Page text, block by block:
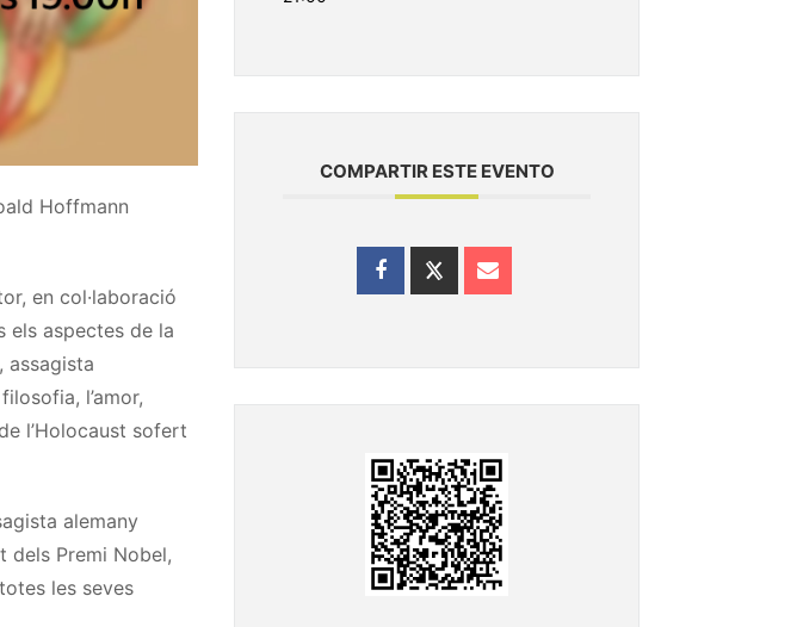
Hoffmann
en col·laboració
els aspectes de la
assagista
l’amor,
l’Holocaust sofert
alemany
dels Premi Nobel,
les seves
COMPARTIR ESTE EVENTO